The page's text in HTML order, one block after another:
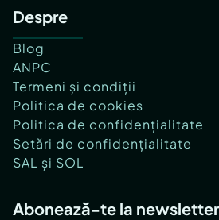
Despre
Blog
ANPC
Termeni și condiții
Politica de cookies
Politica de confidențialitate
Setări de confidențialitate
SAL și SOL
Abonează-te la newsletter